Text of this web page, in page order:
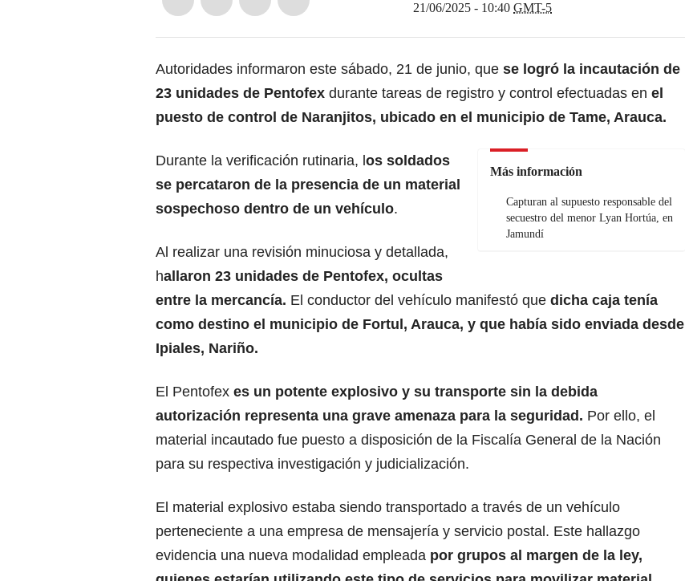
21/06/2025 - 10:40 GMT-5
Autoridades informaron este sábado, 21 de junio, que se logró la incautación de
23 unidades de Pentofex durante tareas de registro y control efectuadas en el
puesto de control de Naranjitos, ubicado en el municipio de Tame, Arauca.
Más información
Capturan al supuesto responsable del
secuestro del menor Lyan Hortúa, en
Jamundí
Durante la verificación rutinaria, l os soldados
se percataron de la presencia de un material
sospechoso dentro de un vehículo.
Al realizar una revisión minuciosa y detallada,
hallaron 23 unidades de Pentofex, ocultas
entre la mercancía. El conductor del vehículo manifestó que dicha caja tenía
como destino el municipio de Fortul, Arauca, y que había sido enviada desde
Ipiales, Nariño.
El Pentofex es un potente explosivo y su transporte sin la debida
autorización representa una grave amenaza para la seguridad. Por ello, el
material incautado fue puesto a disposición de la Fiscalía General de la Nación
para su respectiva investigación y judicialización.
El material explosivo estaba siendo transportado a través de un vehículo
perteneciente a una empresa de mensajería y servicio postal. Este hallazgo
evidencia una nueva modalidad empleada por grupos al margen de la ley,